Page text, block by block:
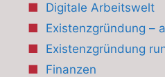
Digitale Arbeitswelt
Existenzgründung –
Existenzgründung
Finanzen